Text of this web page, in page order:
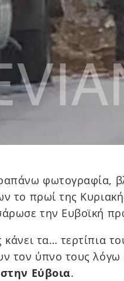
φωτογραφία,
το πρωί της
την Ευβοϊκή
κάνει τα… τερτίπια
τον ύπνο τους
Εύβοια.